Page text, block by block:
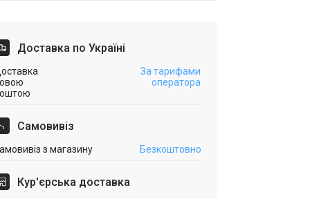
Доставка по Україні
За тарифами
оператора
Самовивіз
з магазину Безкоштовно
Кур'єрська доставка